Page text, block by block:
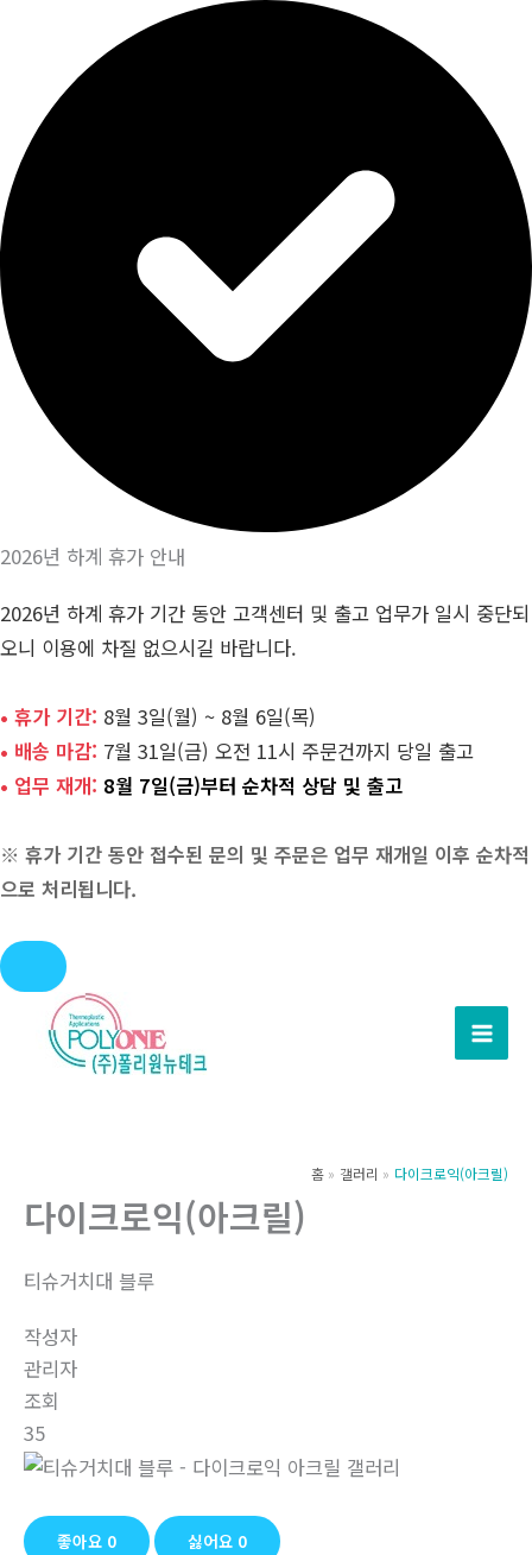
2026년 하계 휴가 안내
2026년 하계 휴가 기간 동안 고객센터 및 출고 업무가 일시 중단되
오니 이용에 차질 없으시길 바랍니다.
• 휴가 기간: 8월 3일(월) ~ 8월 6일(목)
• 배송 마감: 7월 31일(금) 오전 11시 주문건까지 당일 출고
• 업무 재개: 8월 7일(금)부터 순차적 상담 및 출고
※ 휴가 기간 동안 접수된 문의 및 주문은 업무 재개일 이후 순차적
으로 처리됩니다.
홈 갤러리 다이크로익(아크릴)
다이크로익(아크릴)
티슈거치대 블루
작성자
관리자
조회
35
좋아요 0 싫어요 0